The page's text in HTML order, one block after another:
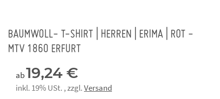
BAUMWOLL- T-SHIRT | HERREN | ERIMA | ROT -
MTV 1860 ERFURT
ab19,24 €
inkl. 19% USt. , zzgl.Versand